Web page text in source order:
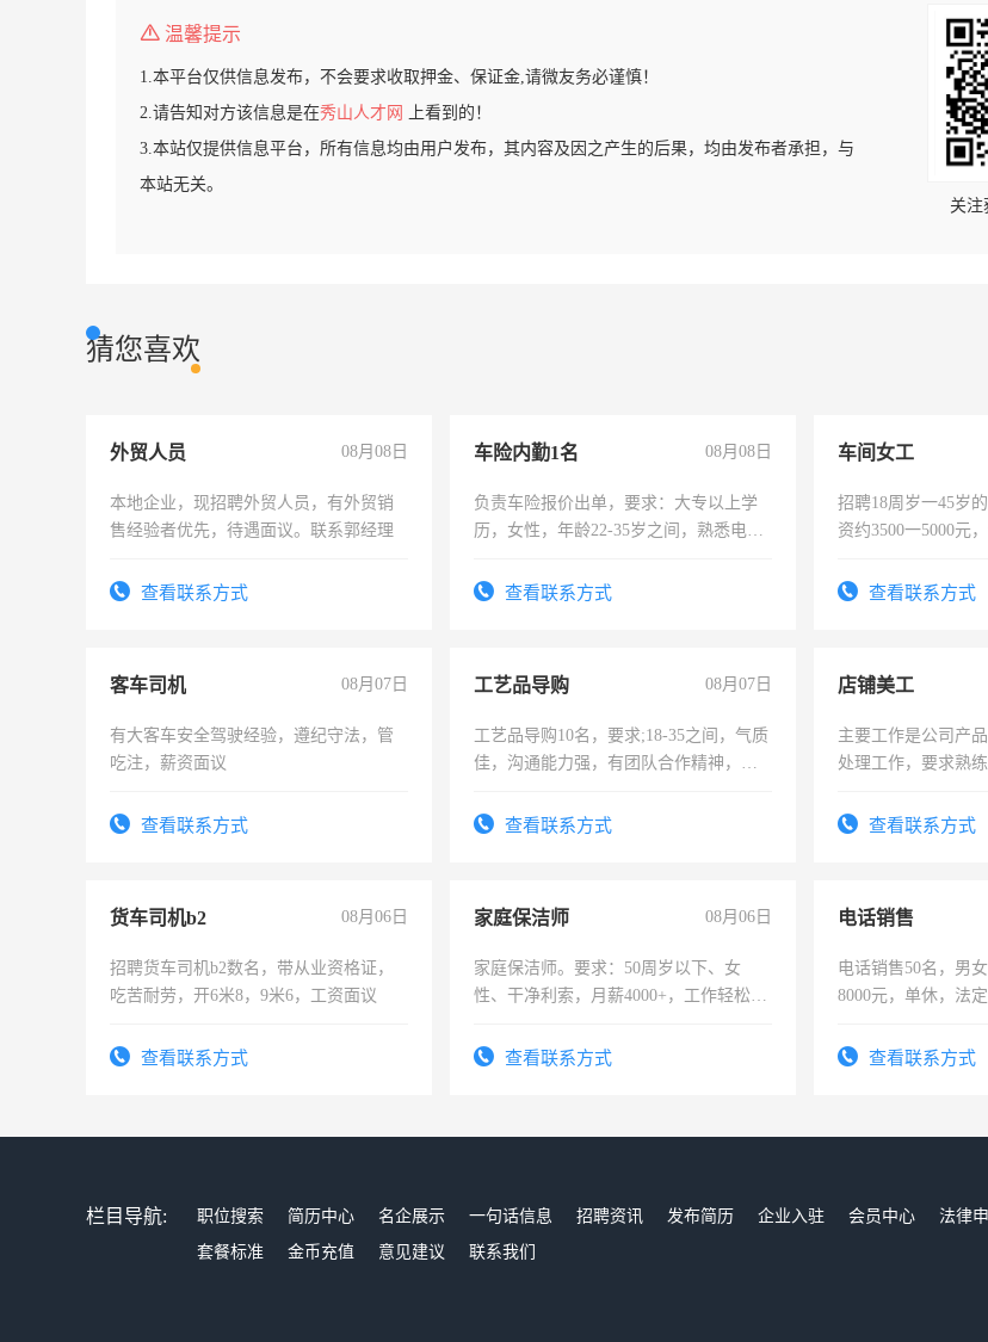
温馨提示
1.本平台仅供信息发布，不会要求收取押金、保证金,请微友务必谨慎！
2.请告知对方该信息是在秀山人才网
上看到的！
3.本站仅提供信息平台，所有信息均由用户发布，其内容及因之产生的后果，均由发布者承担，与
本站无关。
关注
猜您喜欢
外贸人员 08月08日
本地企业，现招聘外贸人员，有外贸销
售经验者优先，待遇面议。联系郭经理
查看联系方式
车险内勤1名 08月08日
负责车险报价出单，要求：大专以上学
历，女性，年龄22-35岁之间，熟悉电脑
试用期1-3个月，转正后交纳五险，
查看联系方式
车间女工
招聘18周岁一45岁
资约3500一5000元
查看联系方式
客车司机 08月07日
有大客车安全驾驶经验，遵纪守法，管
吃注，薪资面议
查看联系方式
工艺品导购 08月07日
工艺品导购10名，要求;18-35之间，气质
佳，沟通能力强，有团队合作精神，有
查看联系方式
店铺美工
主要工作是公司产
处理工作，要求熟
查看联系方式
货车司机b2 08月06日
招聘货车司机b2数名，带从业资格证，
吃苦耐劳，开6米8，9米6，工资面议
查看联系方式
家庭保洁师 08月06日
家庭保洁师。要求：50周岁以下、女
性、干净利索，月薪4000+，工作轻松，
太太等。查看联系方式
电话销售
电话销售50名，男
8000元，单休，法定
查看联系方式
栏目导航: 职位搜索 简历中心 名企展示 一句话信息 招聘资讯 发布简历 企业入驻 会员中心
法律
套餐标准
金币充值 意见建议 联系我们